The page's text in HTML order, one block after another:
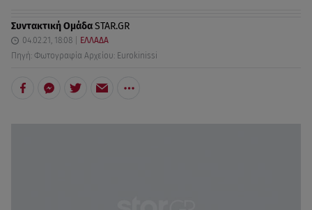
Συντακτική ΟμάδαSTAR.GR
04.02.21, 18:08
ΕΛΛΑΔΑ
Πηγή: Φωτογραφία Αρχείου: Eurokinissi